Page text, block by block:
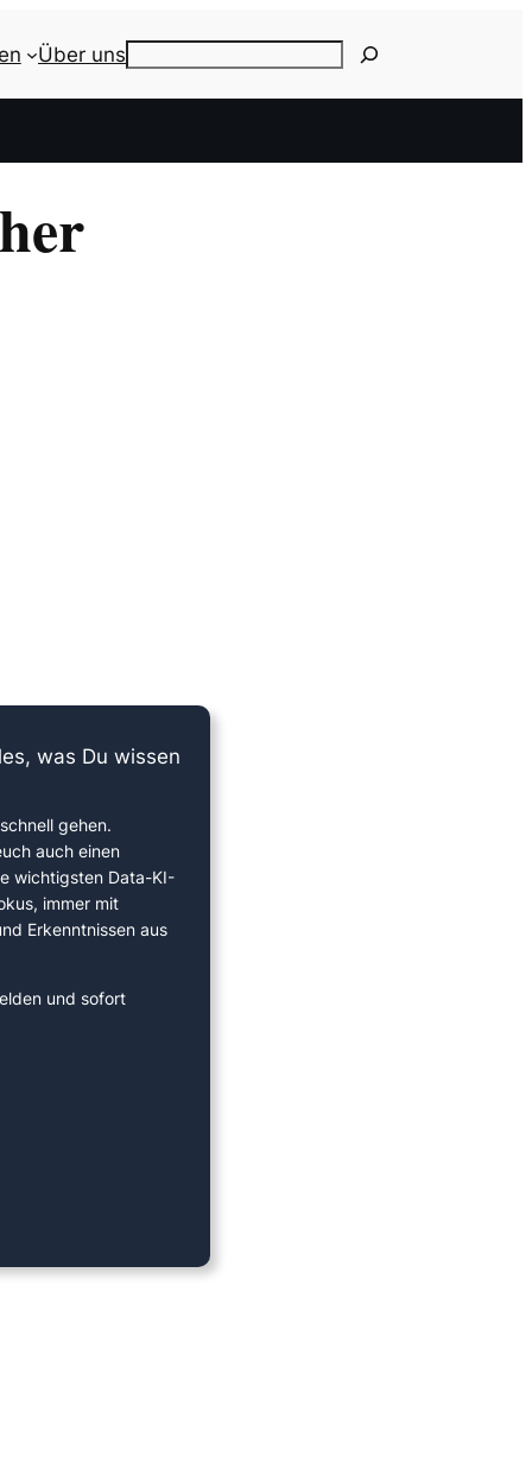
Über uns
was Du wissen
gehen.
auch einen
wichtigsten Data-KI-
immer mit
Erkenntnissen aus
und sofort